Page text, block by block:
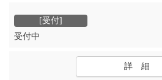
受付中
詳 細